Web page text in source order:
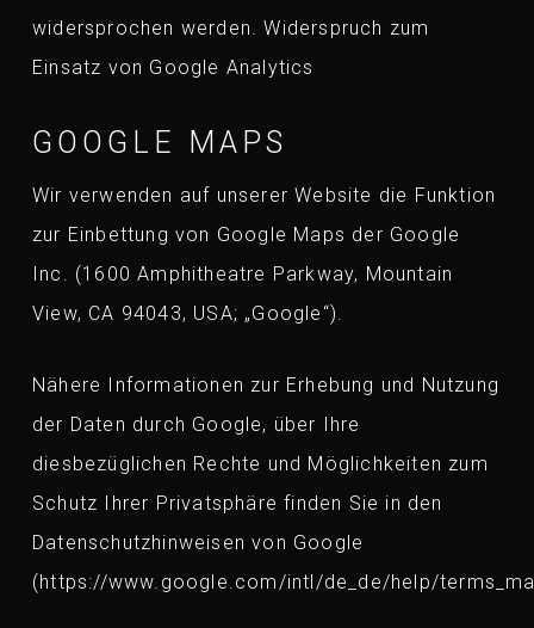
widersprochen werden. Widerspruch zum
Einsatz von Google Analytics
GOOGLE MAPS
Wir verwenden auf unserer Website die Funktion
zur Einbettung von Google Maps der Google
Inc. (1600 Amphitheatre Parkway, Mountain
View, CA 94043, USA; „Google“).
Nähere Informationen zur Erhebung und Nutzung
der Daten durch Google, über Ihre
diesbezüglichen Rechte und Möglichkeiten zum
Schutz Ihrer Privatsphäre finden Sie in den
Datenschutzhinweisen von Google
(https://www.google.com/intl/de_de/help/